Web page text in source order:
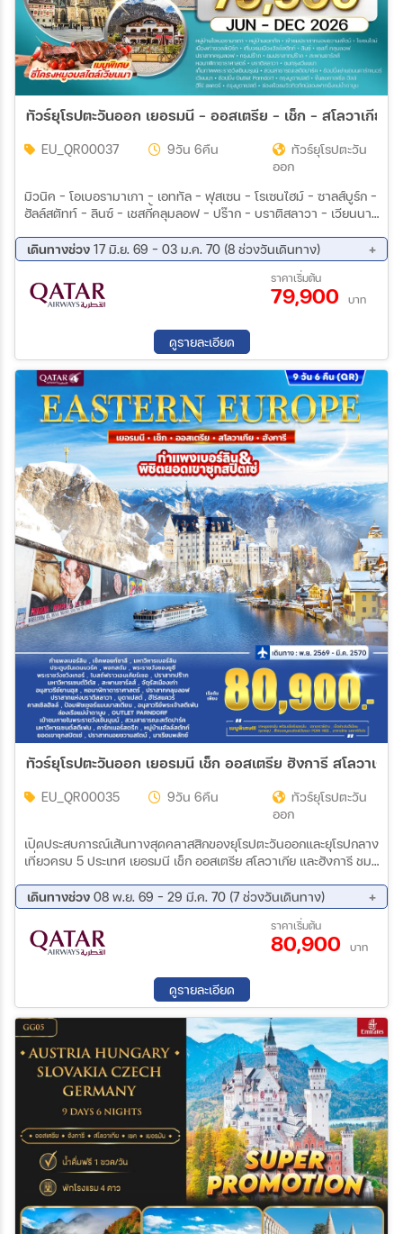
ทัวร์ยุโรปตะวันออก เยอรมนี - ออสเตรีย - เช็ก - สโลวาเกีย -
EU_QR00037 9วัน 6คืน
ทัวร์ยุโรปตะวัน
ออก
มิวนิค – โอเบอรามาเกา – เอททัล – ฟุสเซน – โรเซนไฮม์ – ซาลส์บูร์ก –
ฮัลล์สตัทท์ – ลินซ์ – เชสกี้คลุมลอฟ – ปร๊าก – บราติสลาวา – เวียนนา
สงฆ์เอททัล – เมืองโรเซนไฮม์ – เมืองซาลส์บูร์ก – บ้านโมสาร์ท – สวน
มิราเบลล์ – หมู่บ้านฮัลล์สตัทท์ – ปราสาทครุมลอฟ – กรุงปร๊าก –
ปราสาทปร๊าก – มหาวิหารเซนต์วิตัส – สะพานชาร์ลส์ – หอนาฬิกา
ดาราศาสตร์ – ประตูไมเคิล – เมืองบราติสลาวา – รูปปั้นคนตกท่อ –
ปั้นโยฮันสเตราส์ – โบสถ์เซนต์สตีเฟน – Outlet Parndorf – กรุง
บูดาเปสต์ – คาสเซิ่ลฮิลล์ – ป้อมฟิชเชอร์แมนบาสเตียน – โบสถ์แมท
เทียส – ฮีโร่สแควร์ – ล่องเรือแม่น้ำดานูบ เมนูพิเศษ : ขาหมูเยอรมัน -
ปลาเทราท์ซอสเลิศรส - ซี่โครงหมูอบสไตล์เวียนนา - กูลาสฮังกาเรียน
เดินทางช่วง 17 มิ.ย. 69 - 03 ม.ค. 70 (8 ช่วงวันเดินทาง)
18 ก.ย. 69 - 26 ก.ย. 69
02 ต.ค. 69 - 10 ต.ค. 69
17 ต.ค. 69 - 25 ต.ค. 69
31 ต.ค. 69 - 08 พ.ย. 69
20 พ.ย. 69 - 28 พ.ย. 69
26 ธ.ค. 69 - 03 ม.ค. 70
ราคาเริ่มต้น
79,900 บาท
ดูรายละเอียด
ทัวร์ยุโรปตะวันออก เยอรมนี เช็ก ออสเตรีย ฮังการี สโลวาเกีย
EU_QR00035 9วัน 6คืน
ทัวร์ยุโรปตะวัน
ออก
เปิดประสบการณ์เส้นทางสุดคลาสสิกของยุโรปตะวันออกและยุโรปกลาง
เที่ยวครบ 5 ประเทศ เยอรมนี เช็ก ออสเตรีย สโลวาเกีย และฮังการี ชม
แลนด์มาร์กระดับโลก พร้อมดื่มด่ำเสน่ห์แห่งวัฒนธรรมยุโรปในทริป
เดียวสุดคุ้ม
เดินทางช่วง 08 พ.ย. 69 - 29 มี.ค. 70 (7 ช่วงวันเดินทาง)
02 ธ.ค. 69 - 10 ธ.ค. 69
20 ธ.ค. 69 - 28 ธ.ค. 69
24 ม.ค. 70 - 01 ก.พ. 70
17 ก.พ. 70 - 25 ก.พ. 70
03 มี.ค. 70 - 11 มี.ค. 70
ราคาเริ่มต้น
80,900 บาท
ดูรายละเอียด